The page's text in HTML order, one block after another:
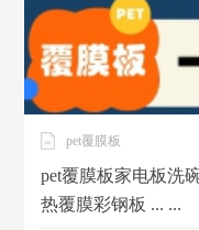
pet覆膜板
pet覆膜板家电板洗
热覆膜彩钢板 ... ...